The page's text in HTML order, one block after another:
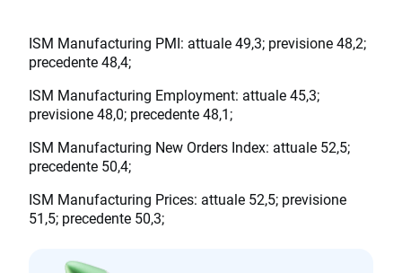
ISM Manufacturing PMI: attuale 49,3; previsione 48,2;
precedente 48,4;
ISM Manufacturing Employment: attuale 45,3;
previsione 48,0; precedente 48,1;
ISM Manufacturing New Orders Index: attuale 52,5;
precedente 50,4;
ISM Manufacturing Prices: attuale 52,5; previsione
51,5; precedente 50,3;